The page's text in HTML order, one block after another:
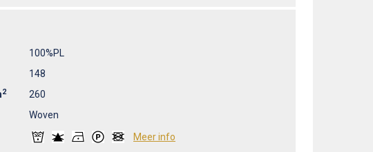
100%PL
148
2
260
Woven
Meer info